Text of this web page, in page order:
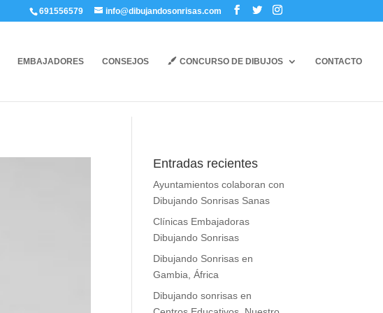
691556579 info@dibujandosonrisas.com
EMBAJADORES CONSEJOS CONCURSO DE DIBUJOS CONTACTO
Entradas recientes
Ayuntamientos colaboran con
Dibujando Sonrisas Sanas
Clínicas Embajadoras
Dibujando Sonrisas
Dibujando Sonrisas en
Gambia, África
Dibujando sonrisas en